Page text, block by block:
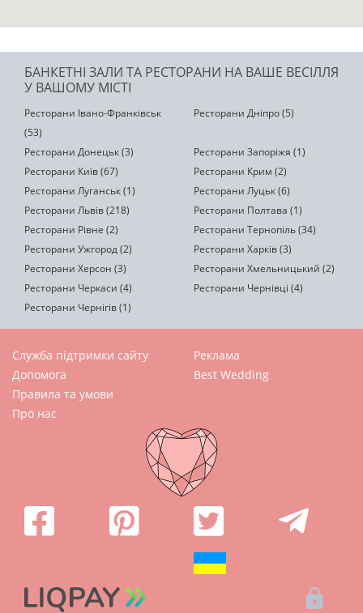
БАНКЕТНІ ЗАЛИ ТА РЕСТОРАНИ НА ВАШЕ ВЕСІЛЛЯ
У ВАШОМУ МІСТІ
Ресторани Івано-Франківськ
(53)
Ресторани Дніпро (5)
Ресторани Донецьк (3)
Ресторани Запоріжя (1)
Ресторани Київ (67)
Ресторани Крим (2)
Ресторани Луганськ (1)
Ресторани Луцьк (6)
Ресторани Львів (218)
Ресторани Полтава (1)
Ресторани Рівне (2)
Ресторани Тернопіль (34)
Ресторани Ужгород (2)
Ресторани Харків (3)
Ресторани Херсон (3)
Ресторани Хмельницький (2)
Ресторани Черкаси (4)
Ресторани Чернівці (4)
Ресторани Чернігів (1)
Служба підтримки сайту
Допомога
Правила та умови
Про нас
Реклама
Best Wedding